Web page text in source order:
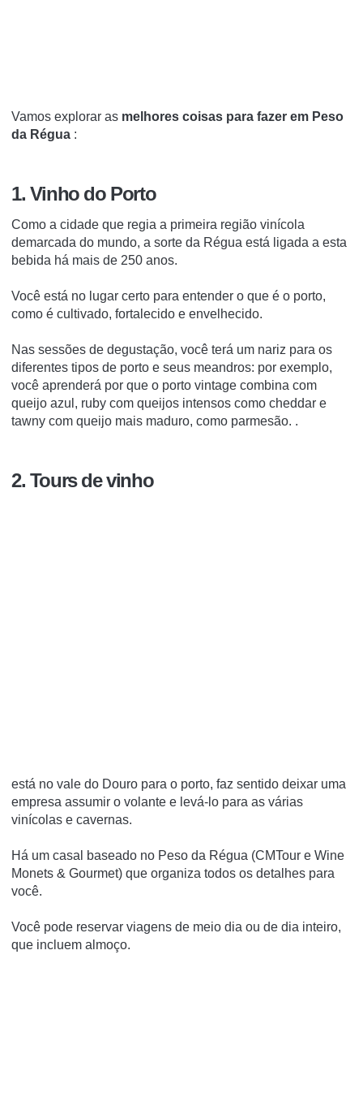
Vamos explorar as melhores coisas para fazer em Peso
da Régua :
1. Vinho do Porto
Como a cidade que regia a primeira região vinícola
demarcada do mundo, a sorte da Régua está ligada a esta
bebida há mais de 250 anos.
Você está no lugar certo para entender o que é o porto,
como é cultivado, fortalecido e envelhecido.
Nas sessões de degustação, você terá um nariz para os
diferentes tipos de porto e seus meandros: por exemplo,
você aprenderá por que o porto vintage combina com
queijo azul, ruby com queijos intensos como cheddar e
tawny com queijo mais maduro, como parmesão. .
2. Tours de vinho
está no vale do Douro para o porto, faz sentido deixar uma
empresa assumir o volante e levá-lo para as várias
vinícolas e cavernas.
Há um casal baseado no Peso da Régua (CMTour e Wine
Monets & Gourmet) que organiza todos os detalhes para
você.
Você pode reservar viagens de meio dia ou de dia inteiro,
que incluem almoço.